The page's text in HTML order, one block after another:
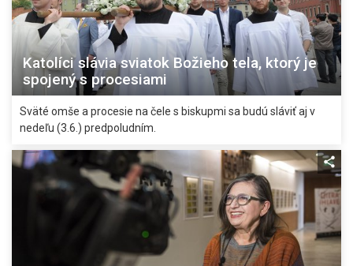
Katolíci slávia sviatok Božieho tela, ktorý je
spojený s procesiami
Sväté omše a procesie na čele s biskupmi sa budú sláviť aj v
nedeľu (3.6.) predpoludním.